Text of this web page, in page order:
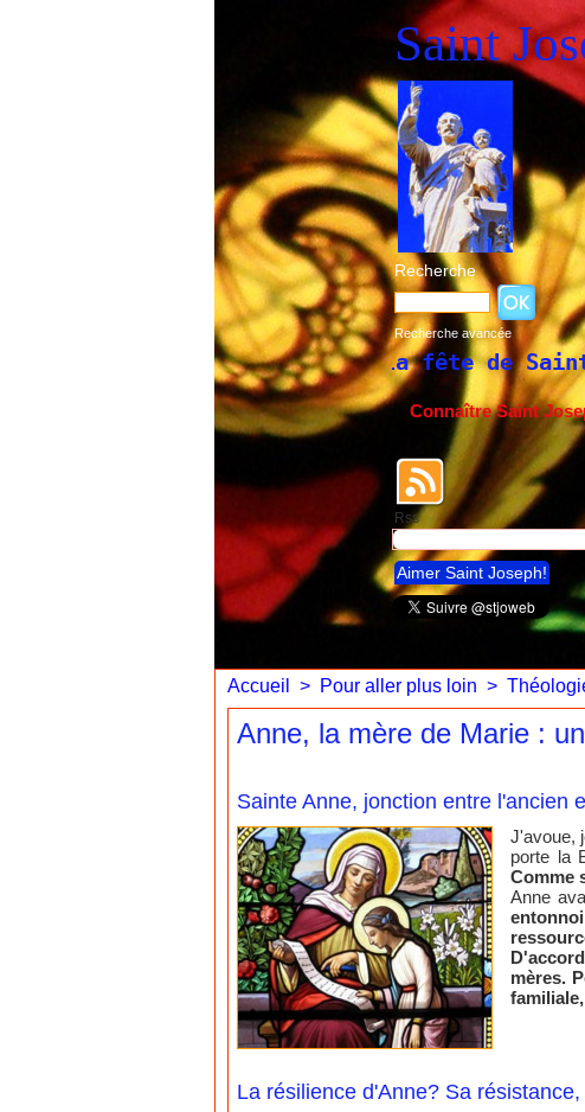
Saint
Recherche
Recherche avancée
Historique de la fête de Saint Joseph du
Connaître Saint
Rss
Aimer Saint Joseph!
Accueil > Pour aller plus loin >
Anne, la mère de Marie :
Sainte Anne, jonction entre l'ancien
J'avoue,
porte la
Comme
Anne
mères.
La résilience d'Anne? Sa